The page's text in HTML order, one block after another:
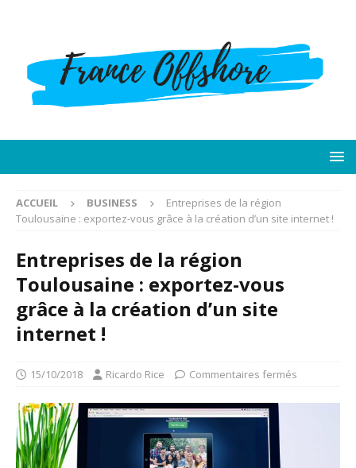
ACCUEIL BUSINESS
Entreprises de la région
Toulousaine : exportez-vous grâce à la création d’un site internet !
Entreprises de la région
Toulousaine : exportez-vous
grâce à la création d’un site
internet !
15/10/2018 Ricardo Rice Commentaires fermés